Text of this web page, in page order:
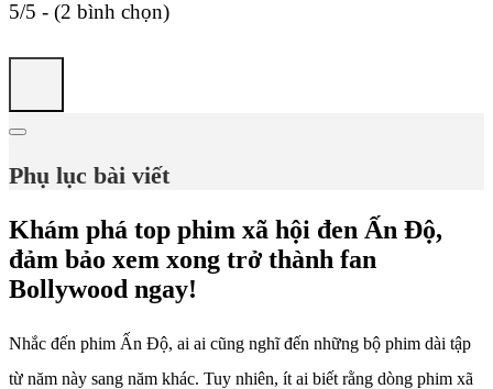
5/5 - (2 bình chọn)
Phụ lục bài viết
Khám phá top phim xã hội đen Ấn Độ,
đảm bảo xem xong trở thành fan
Bollywood ngay!
Nhắc đến phim Ấn Độ, ai ai cũng nghĩ đến những bộ phim dài tập
từ năm này sang năm khác. Tuy nhiên, ít ai biết rằng dòng phim xã